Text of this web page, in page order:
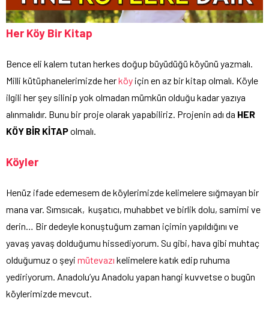
Her Köy Bir Kitap
Bence eli kalem tutan herkes doğup büyüdüğü köyünü yazmalı.
Milli kütüphanelerimizde herköy için en az bir kitap olmalı. Köyle
ilgili her şey silinip yok olmadan mümkün olduğu kadar yazıya
alınmalıdır. Bunu bir proje olarak yapabiliriz. Projenin adı da HER
KÖY BİR KİTAPolmalı.
Köyler
Henüz ifade edemesem de köylerimizde kelimelere sığmayan bir
mana var. Sımsıcak, kuşatıcı, muhabbet ve birlik dolu, samimi ve
derin… Bir dedeyle konuştuğum zaman içimin yapıldığını ve
yavaş yavaş dolduğumu hissediyorum. Su gibi, hava gibi muhtaç
olduğumuz o şeyi mütevazı kelimelere katık edip ruhuma
yediriyorum. Anadolu’yu Anadolu yapan hangi kuvvetse o bugün
köylerimizde mevcut.